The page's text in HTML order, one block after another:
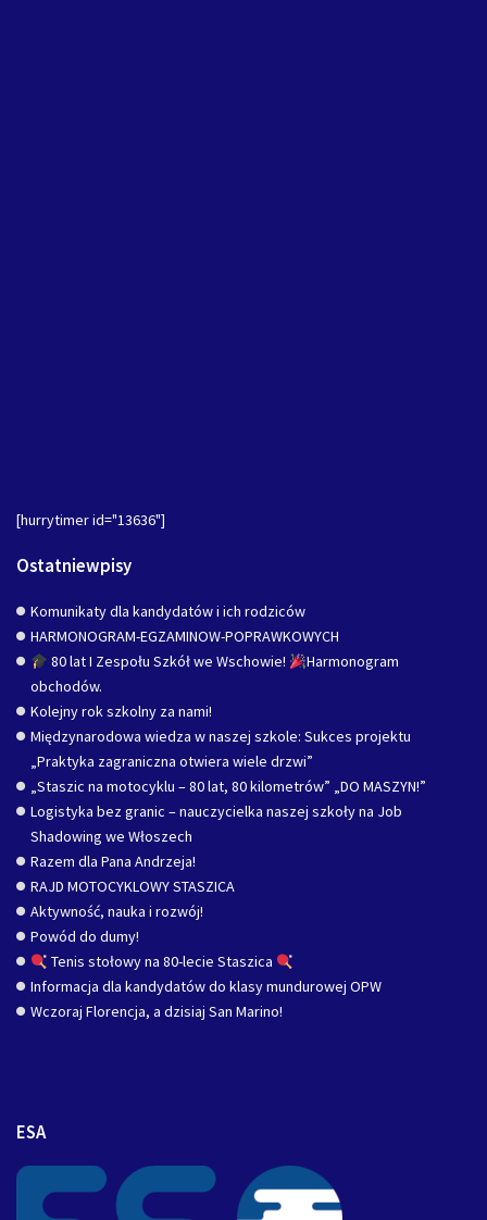
[hurrytimer id="13636"]
Ostatniewpisy
Komunikaty dla kandydatów i ich rodziców
HARMONOGRAM-EGZAMINOW-POPRAWKOWYCH
80 lat I Zespołu Szkół we Wschowie!
Harmonogram
obchodów.
Kolejny rok szkolny za nami!
Międzynarodowa wiedza w naszej szkole: Sukces projektu
„Praktyka zagraniczna otwiera wiele drzwi”
„Staszic na motocyklu – 80 lat, 80 kilometrów” „DO MASZYN!”
Logistyka bez granic – nauczycielka naszej szkoły na Job
Shadowing we Włoszech
Razem dla Pana Andrzeja!
RAJD MOTOCYKLOWY STASZICA
Aktywność, nauka i rozwój!
Powód do dumy!
Tenis stołowy na 80-lecie Staszica
Informacja dla kandydatów do klasy mundurowej OPW
Wczoraj Florencja, a dzisiaj San Marino!
ESA